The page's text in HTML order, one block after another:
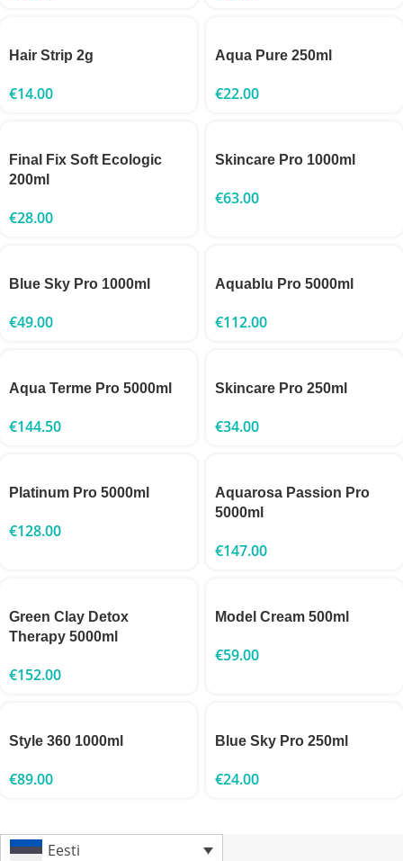
Hair Strip 2g
€14.00
Aqua Pure 250ml
€22.00
Final Fix Soft Ecologic
200ml
€28.00
Skincare Pro 1000ml
€63.00
Blue Sky Pro 1000ml
€49.00
Aquablu Pro 5000ml
€112.00
Aqua Terme Pro 5000ml
€144.50
Skincare Pro 250ml
€34.00
Platinum Pro 5000ml
€128.00
Aquarosa Passion Pro
5000ml
€147.00
Green Clay Detox
Therapy 5000ml
€152.00
Model Cream 500ml
€59.00
Style 360 1000ml
€89.00
Blue Sky Pro 250ml
€24.00
Eesti